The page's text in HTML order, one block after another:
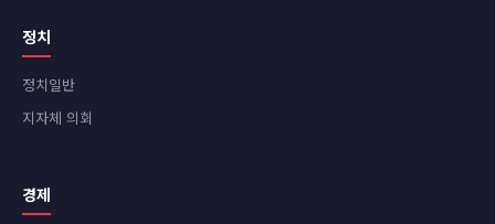
정치
정치일반
지자체 의회
경제